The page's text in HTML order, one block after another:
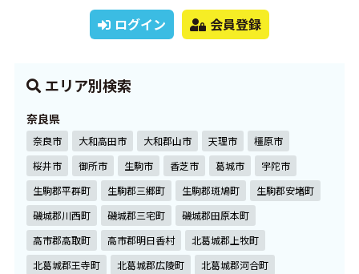
ログイン 会員登録
エリア別検索
奈良県
奈良市 大和高田市 大和郡山市 天理市
橿原市
桜井市
御所市 生駒市 香芝市 葛城市
宇陀市
生駒郡平群町
生駒郡三郷町 生駒郡斑鳩町
生駒郡安堵町
磯城郡川西町
磯城郡三宅町
磯城郡田原本町
高市郡高取町
高市郡明日香村
北葛城郡上牧町
北葛城郡王寺町
北葛城郡広陵町 北葛城郡河合町